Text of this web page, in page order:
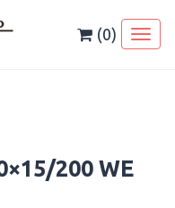
(0)
200 WE